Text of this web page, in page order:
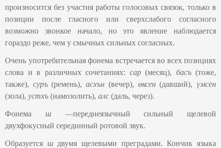
произносится без участия работы голосовых связок, только в
позиции после гласного или сверхслабого согласного
возможно звонкое начало, но это явление наблюдается
гораздо реже, чем у смычных сильных согласных.
Очень употребительная фонема встречается во всех позициях
слова и в различных сочетаниях: сар (месяц), басъ (тоже,
также), суръ(ремень),асхън (вечер), өксен(давший),үмсен
(зола), устхъ (намозолить), алс (даль, через).
Фонема ш—переднеязычный сильный щелевой
двухфокусный серединный ротовой звук.
Образуется шдвумя щелевыми преградами. Кончик языка